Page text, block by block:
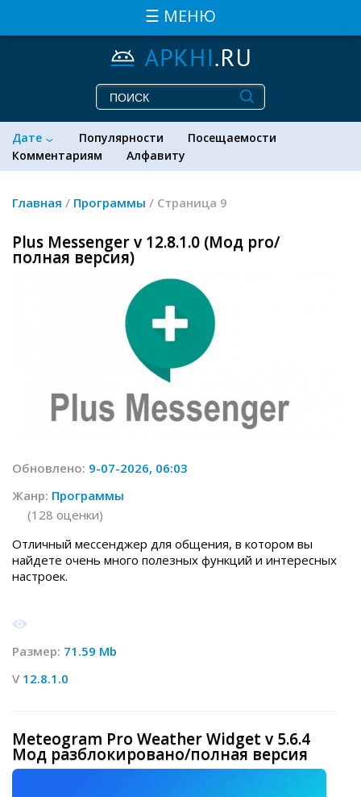
☰ МЕНЮ
Дате Популярности
Посещаемости
Комментариям
Алфавиту
Главная / Программы / Страница 9
Plus Messenger v 12.8.1.0 (Мод pro/
полная версия)
Обновлено: 9-07-2026, 06:03
Жанр: Программы
(128 оценки)
Отличный мессенджер для общения, в котором вы
найдете очень много полезных функций и интересных
настроек.
Размер: 71.59 Mb
V 12.8.1.0
Meteogram Pro Weather Widget v 5.6.4
Мод разблокировано/полная версия